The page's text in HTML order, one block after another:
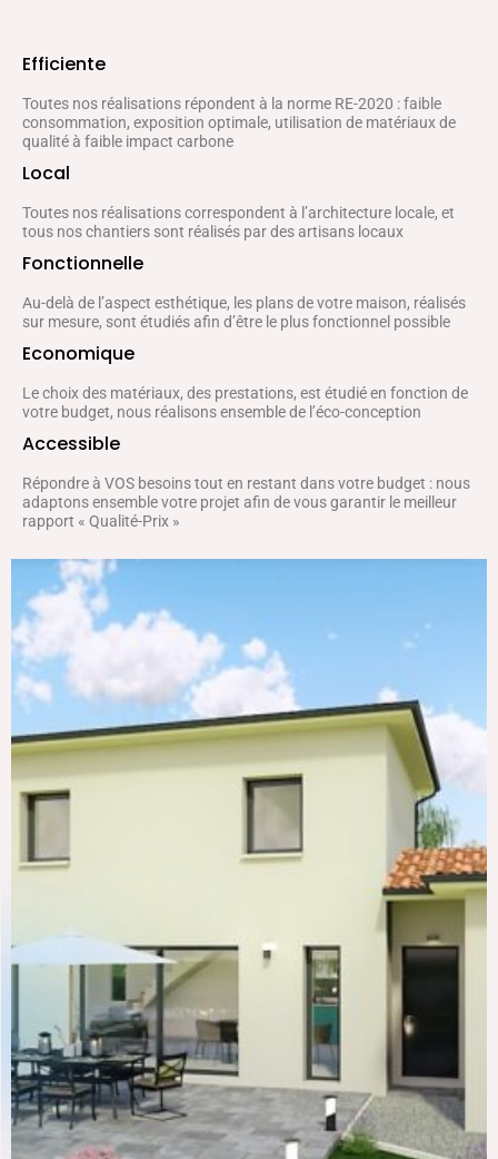
Efficiente
Toutes nos réalisations répondent à la norme RE-2020 : faible
consommation, exposition optimale, utilisation de matériaux de
qualité à faible impact carbone
Local
Toutes nos réalisations correspondent à l’architecture locale, et
tous nos chantiers sont réalisés par des artisans locaux
Fonctionnelle
Au-delà de l’aspect esthétique, les plans de votre maison, réalisés
sur mesure, sont étudiés afin d’être le plus fonctionnel possible
Economique
Le choix des matériaux, des prestations, est étudié en fonction de
votre budget, nous réalisons ensemble de l’éco-conception
Accessible
Répondre à VOS besoins tout en restant dans votre budget : nous
adaptons ensemble votre projet afin de vous garantir le meilleur
rapport « Qualité-Prix »